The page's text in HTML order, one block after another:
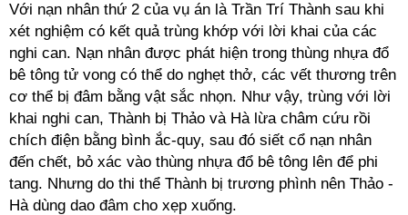
Với nạn nhân thứ 2 của vụ án là Trần Trí Thành sau khi
xét nghiệm có kết quả trùng khớp với lời khai của các
nghi can. Nạn nhân được phát hiện trong thùng nhựa đổ
bê tông tử vong có thể do nghẹt thở, các vết thương trên
cơ thể bị đâm bằng vật sắc nhọn. Như vậy, trùng với lời
khai nghi can, Thành bị Thảo và Hà lừa châm cứu rồi
chích điện bằng bình ắc-quy, sau đó siết cổ nạn nhân
đến chết, bỏ xác vào thùng nhựa đổ bê tông lên để phi
tang. Nhưng do thi thể Thành bị trương phình nên Thảo -
Hà dùng dao đâm cho xẹp xuống.